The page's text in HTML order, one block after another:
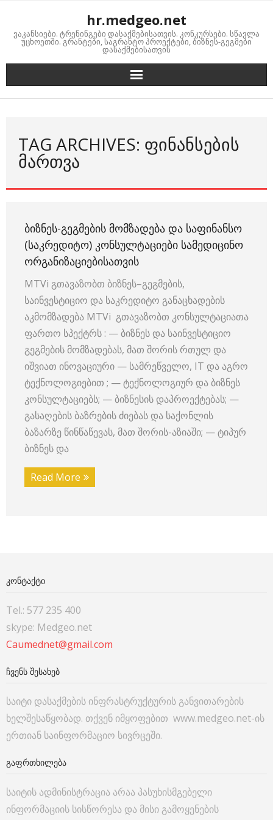
content
hr.medgeo.net
ვაკანსიები. ტრენინგები დასაქმებისათვის. კონკურსები. სწავლა
უცხოეთში. გრანტები, საგრანტო პროექტები, ბიზნეს-გეგმები
დასაქმებისათვის
TAG ARCHIVES: ᲤᲘᲜᲐᲜᲡᲔᲑᲘᲡ
ᲛᲐᲠᲗᲕᲐ
ᲑᲘᲖᲜᲔᲡ-ᲒᲔᲒᲛᲔᲑᲘᲡ ᲛᲝᲛᲖᲐᲓᲔᲑᲐ ᲓᲐ ᲡᲐᲤᲘᲜᲐᲜᲡᲝ
(ᲡᲐᲙᲠᲔᲓᲘᲢᲝ) ᲙᲝᲜᲡᲣᲚᲢᲐᲪᲘᲔᲑᲘ ᲡᲐᲛᲔᲓᲘᲪᲘᲜᲝ
ᲝᲠᲒᲐᲜᲘᲖᲐᲪᲘᲔᲑᲘᲡᲐᲗᲕᲘᲡ
MTVi გთავაზობთ ბიზნეს–გეგმების,
საინვესტიციო და საკრედიტო განაცხადების
აკმომზადება MTVi გთავაზობთ კონსულტაციათა
ფართო სპექტრს : — ბიზნეს და საინვესტიციო
გეგმების მომზადებას, მათ შორის რთულ და
იშვიათ ინოვაციური — სამრეწველო, IT და აგრო
ტექნოლოგიებით ; — ტექნოლოგიურ და ბიზნეს
კონსულტაციებს; — ბიზნესის დაპროექტებას; —
გასაღების ბაზრების ძიებას და საქონლის
ბაზარზე წინწაწევას, მათ შორის-აზიაში; — ტიპურ
ბიზნეს და
Read More
ᲙᲝᲜᲢᲐᲥᲢᲘ
Tel.: 577 235 400
skype: Medgeo.net
Caumednet@gmail.com
ᲩᲕᲔᲜᲡ ᲨᲔᲡᲐᲮᲔᲑ
საიტი დასაქმების ინფრასტრუქტურის განვითარების
ხელშესაწყობად. თქვენ იმყოფებით www.medgeo.net-ის
ერთიან საინფორმაციო სივრცეში.
ᲒᲐᲤᲠᲗᲮᲘᲚᲔᲑᲐ
საიტის ადმინისტრაცია არაა პასუხისმგებელი
ინფორმაციის სისწორესა და მისი გამოყენების